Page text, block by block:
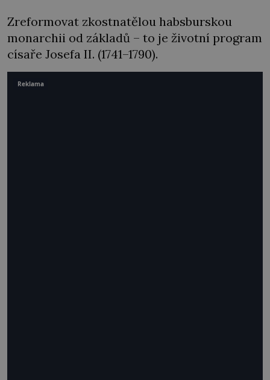
Zreformovat zkostnatělou habsburskou
monarchii od základů – to je životní program
císaře Josefa II. (1741–1790).
Reklama